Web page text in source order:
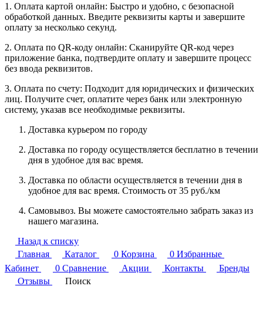
1. Оплата картой онлайн: Быстро и удобно, с безопасной
обработкой данных. Введите реквизиты карты и завершите
оплату за несколько секунд.
2. Оплата по QR-коду онлайн: Сканируйте QR-код через
приложение банка, подтвердите оплату и завершите процесс
без ввода реквизитов.
3. Оплата по счету: Подходит для юридических и физических
лиц. Получите счет, оплатите через банк или электронную
систему, указав все необходимые реквизиты.
Доставка курьером по городу
Доставка по городу осуществляется бесплатно в течении
дня в удобное для вас время.
Доставка по области осуществляется в течении дня в
удобное для вас время. Стоимость от 35 руб./км
Самовывоз. Вы можете самостоятельно забрать заказ из
нашего магазина.
Назад к списку
Главная
Каталог 0 Корзина 0 Избранные
Кабинет
0 Сравнение Акции Контакты
Бренды
Отзывы
Поиск